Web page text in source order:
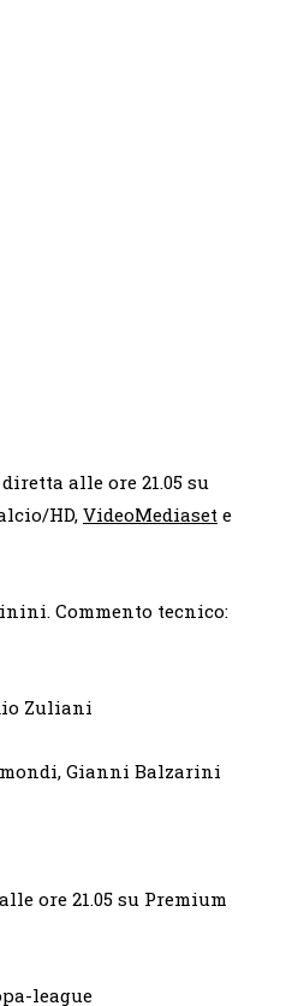
alle ore 21.05 su
HD, VideoMediaset e
Commento tecnico:
Zuliani
Gianni Balzarini
ore 21.05 su Premium